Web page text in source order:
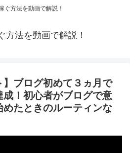
ぐ方法を動画で解説！
方法を動画で解説！
】ブログ初めて３ヵ月で
成！初心者がブログで意
たときのルーティンな